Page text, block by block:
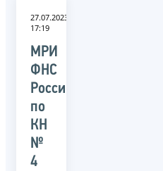
27.07.2023
17:19
МРИ
ФНС
России
по
КН
№
4